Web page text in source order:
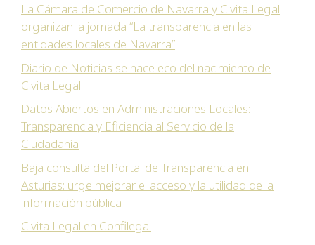
La Cámara de Comercio de Navarra y Civita Legal
organizan la jornada “La transparencia en las
entidades locales de Navarra”
Diario de Noticias se hace eco del nacimiento de
Civita Legal
Datos Abiertos en Administraciones Locales:
Transparencia y Eficiencia al Servicio de la
Ciudadanía
Baja consulta del Portal de Transparencia en
Asturias: urge mejorar el acceso y la utilidad de la
información pública
Civita Legal en Confilegal